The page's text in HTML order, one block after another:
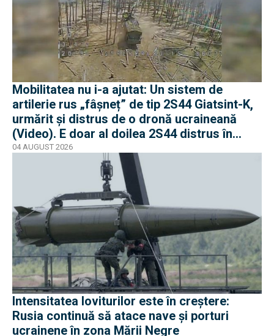
Mobilitatea nu i-a ajutat: Un sistem de
artilerie rus „fâșneț” de tip 2S44 Giatsint-K,
urmărit și distrus de o dronă ucraineană
(Video). E doar al doilea 2S44 distrus în
război
04 AUGUST 2026
Intensitatea loviturilor este în creștere:
Rusia continuă să atace nave și porturi
ucrainene în zona Mării Negre